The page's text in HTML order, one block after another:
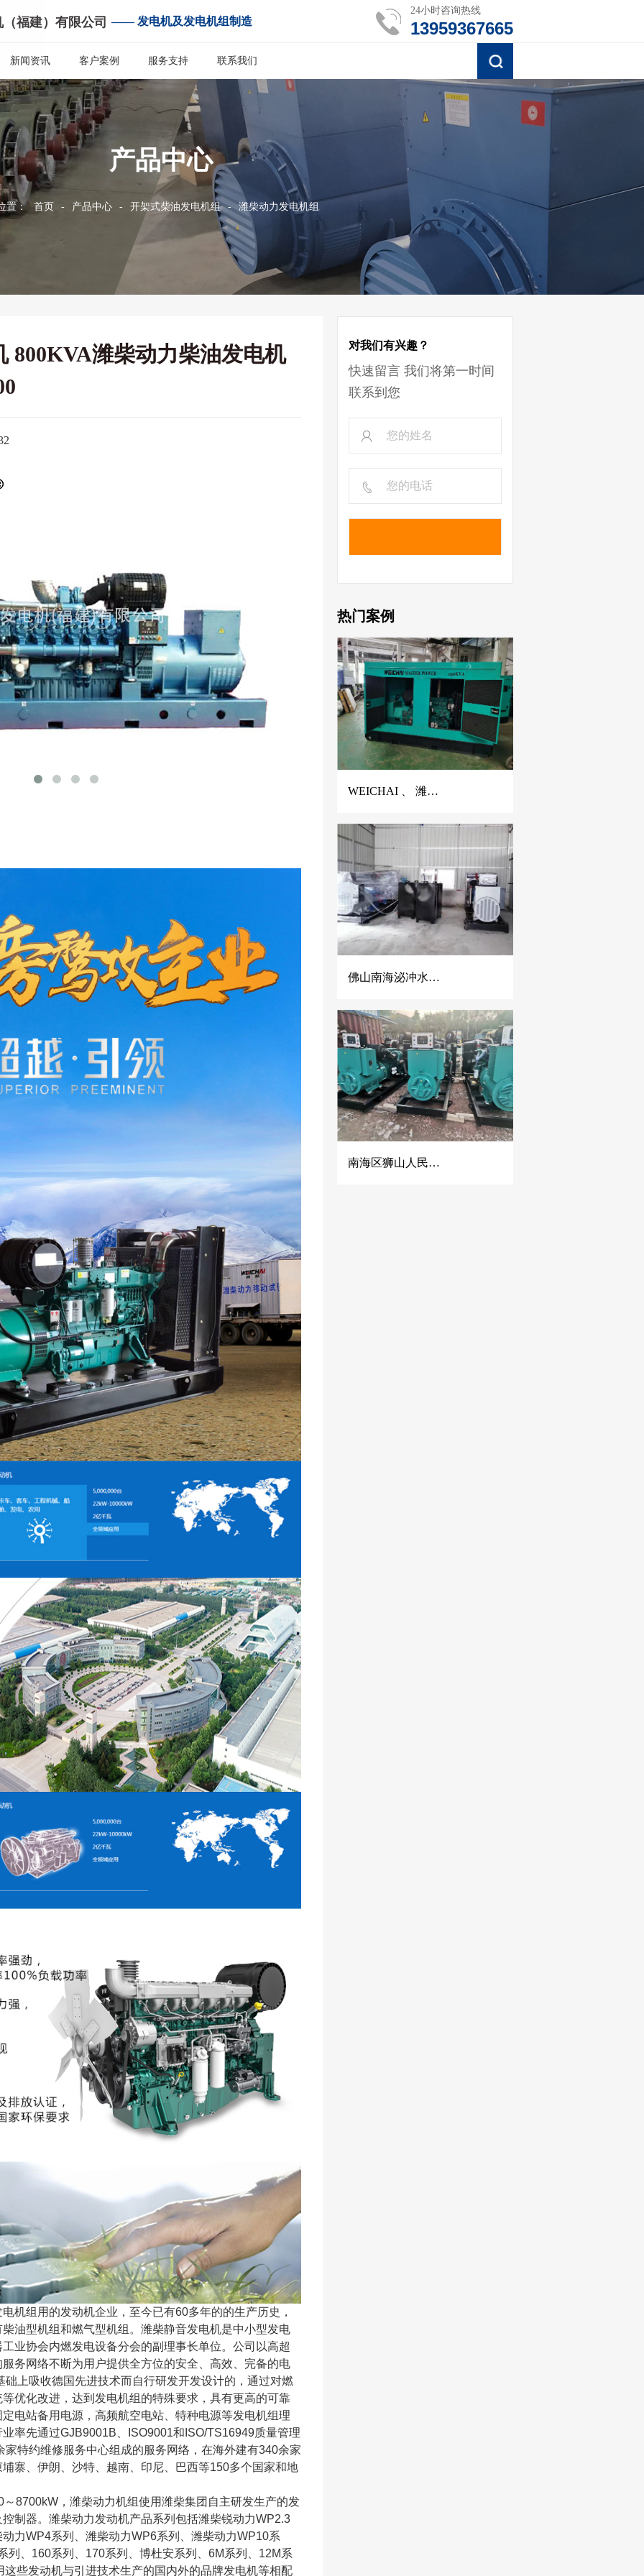
福建）有限公司 —— 发电机及发电机组制造
24小时咨询热线
13959367665
新闻资讯 客户案例 服务支持 联系我们
产品中心
置： 首页 - 产品中心 - 开架式柴油发电机组 - 潍柴动力发电机组
800KVA潍柴动力柴油发电机
机组用的发动机企业，至今已有60多年的的生产历史，
油型机组和燃气型机组。潍柴静音发电机是中小型发电
业协会内燃发电设备分会的副理事长单位。公司以高超
务网络不断为用户提供全方位的安全、高效、完备的电
上吸收德国先进技术而自行研发开发设计的，通过对燃
优化改进，达到发电机组的特殊要求，具有更高的可靠
电站备用电源，高频航空电站、特种电源等发电机组理
率先通过GJB9001B、ISO9001和ISO/TS16949质量管理
特约维修服务中心组成的服务网络，在海外建有340余家
寨、伊朗、沙特、越南、印尼、巴西等150多个国家和地
，潍柴动力机组使用潍柴集团自主研发生产的发
制器。潍柴动力发动机产品系列包括潍柴锐动力WP2.3
力WP4系列、潍柴动力WP6系列、潍柴动力WP10系
列、160系列、170系列、博杜安系列、6M系列、12M系
些发动机与引进技术生产的国内外的品牌发电机等相配
对我们有兴趣？
快速留言 我们将第一时间
联系到您
热门案例
WEICHAI 、 潍柴静音发电机、潍柴发电机、150KVA潍柴发电机、佛山潍柴发电机
佛山南海泌冲水泥混凝土公司2台500KW玉柴发电机组
南海区狮山人民医院500KW康明斯发电机组并机